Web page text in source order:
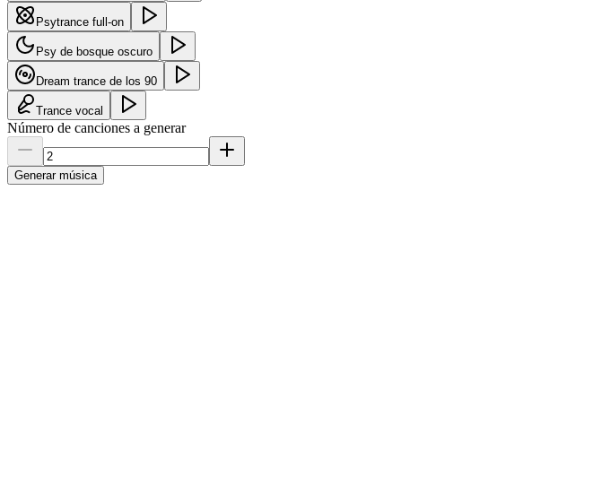
Psytrance full-on
Psy de bosque oscuro
Dream trance de los 90
Trance vocal
Número de canciones a generar
Generar música